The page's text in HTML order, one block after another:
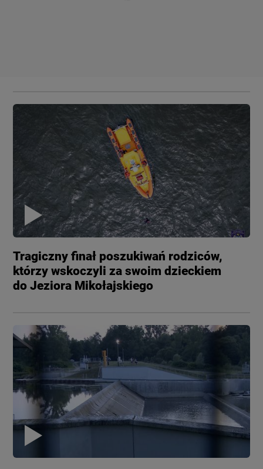
Tragiczny finał poszukiwań rodziców,
którzy wskoczyli za swoim dzieckiem
do Jeziora Mikołajskiego